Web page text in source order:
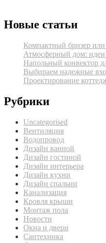
Новые статьи
Компактный бризер
Атмосферный дом: идеи
Напольный конвектор
Выбираем надежные
Проектирование
Рубрики
Uncategorised
Вентиляция
Водопровод
Дизайн ванной
Дизайн гостиной
Дизайн интерьера
Дизайн кухни
Дизайн спальни
Канализация
Кровля крыши
Монтаж пола
Новости
Окна и двери
Сантехника